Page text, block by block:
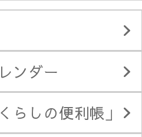
ンダー
らしの便利帳」